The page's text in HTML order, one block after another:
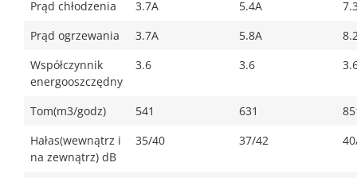
Prąd chłodzenia 3.7A 5.4A
Prąd ogrzewania
3.7A 5.8A
Współczynnik
energooszczędny
3.6 3.6
Tom(m3/godz) 541 631
Hałas(wewnątrz i
na zewnątrz) dB
35/40 37/42